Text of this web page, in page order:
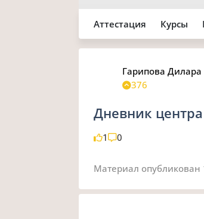
Аттестация Курсы
Гарипова
376
Дневник
1 0
Материал опубликован